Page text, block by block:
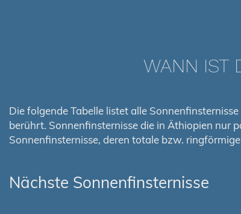
WANN IST
Die folgende Tabelle listet alle
berührt. Sonnenfinsternisse die in Äthiopien nur
Sonnenfinsternisse, deren totale bzw.
Nächste Sonnenfinsternisse